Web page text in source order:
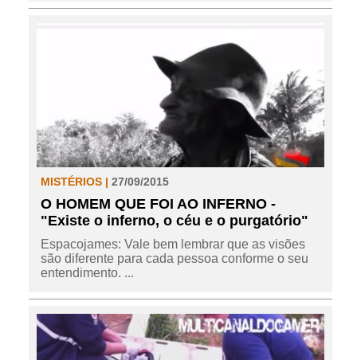
MISTÉRIOS | 27/09/2015
O HOMEM QUE FOI AO INFERNO -
"Existe o inferno, o céu e o purgatório"
Espacojames: Vale bem lembrar que as visões
são diferente para cada pessoa conforme o seu
entendimento. ...